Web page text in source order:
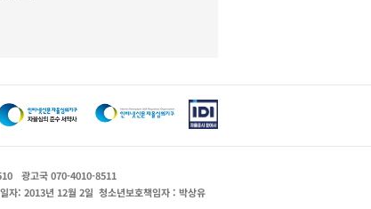
광고국 070-4010-8511
자: 2013년 12월 2일 청소년보호책임자 : 박상유